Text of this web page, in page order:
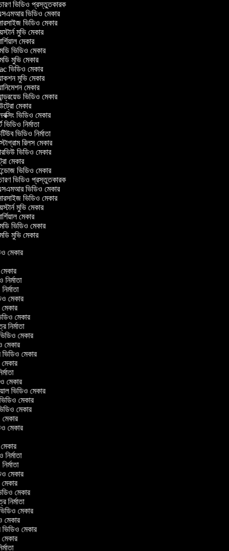
ভিডিও প্রস্তুতকারক
ভিডিও মেকার
ভিডিও মেকার
মুভি মেকার
মেকার
ভিডিও মেকার
মুভি মেকার
ভিডিও মেকার
মুভি মেকার
মেকার
ভিডিও মেকার
মেকার
ভিডিও মেকার
নির্মাতা
ভিডিও নির্মাতা
রিলস মেকার
ভিডিও মেকার
মেকার
ভিডিও মেকার
ভিডিও প্রস্তুতকারক
ভিডিও মেকার
ভিডিও মেকার
মুভি মেকার
মেকার
ভিডিও মেকার
মুভি মেকার
মেকার
নির্মাতা
মেকার
মেকার
মেকার
নির্মাতা
মেকার
মেকার
ভিডিও মেকার
মেকার
মেকার
ভিডিও মেকার
মেকার
মেকার
মেকার
মেকার
নির্মাতা
মেকার
মেকার
মেকার
নির্মাতা
মেকার
মেকার
ভিডিও মেকার
মেকার